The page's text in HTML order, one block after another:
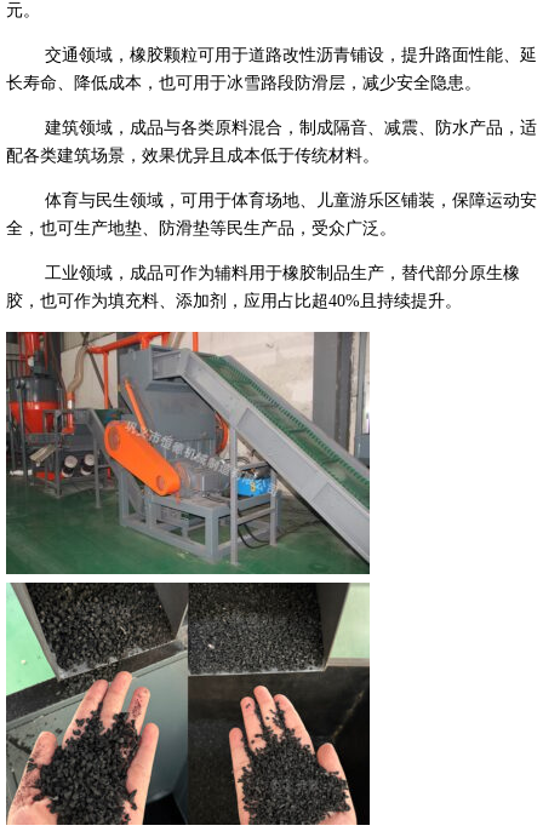
元。
交通领域，橡胶颗粒可用于道路改性沥青铺设，提升路面性能、延
长寿命、降低成本，也可用于冰雪路段防滑层，减少安全隐患。
建筑领域，成品与各类原料混合，制成隔音、减震、防水产品，适
配各类建筑场景，效果优异且成本低于传统材料。
体育与民生领域，可用于体育场地、儿童游乐区铺装，保障运动安
全，也可生产地垫、防滑垫等民生产品，受众广泛。
工业领域，成品可作为辅料用于橡胶制品生产，替代部分原生橡
胶，也可作为填充料、添加剂，应用占比超40%且持续提升。